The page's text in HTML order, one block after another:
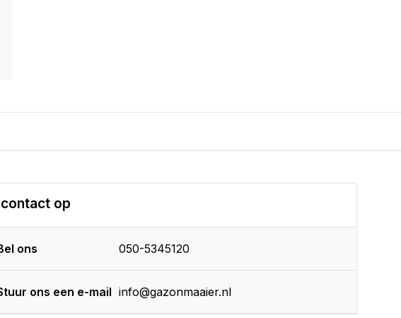
op
ons 050-5345120
ons een e-mail info@gazonmaaier.nl